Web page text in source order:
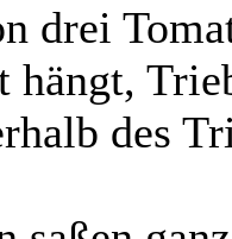
drei
des